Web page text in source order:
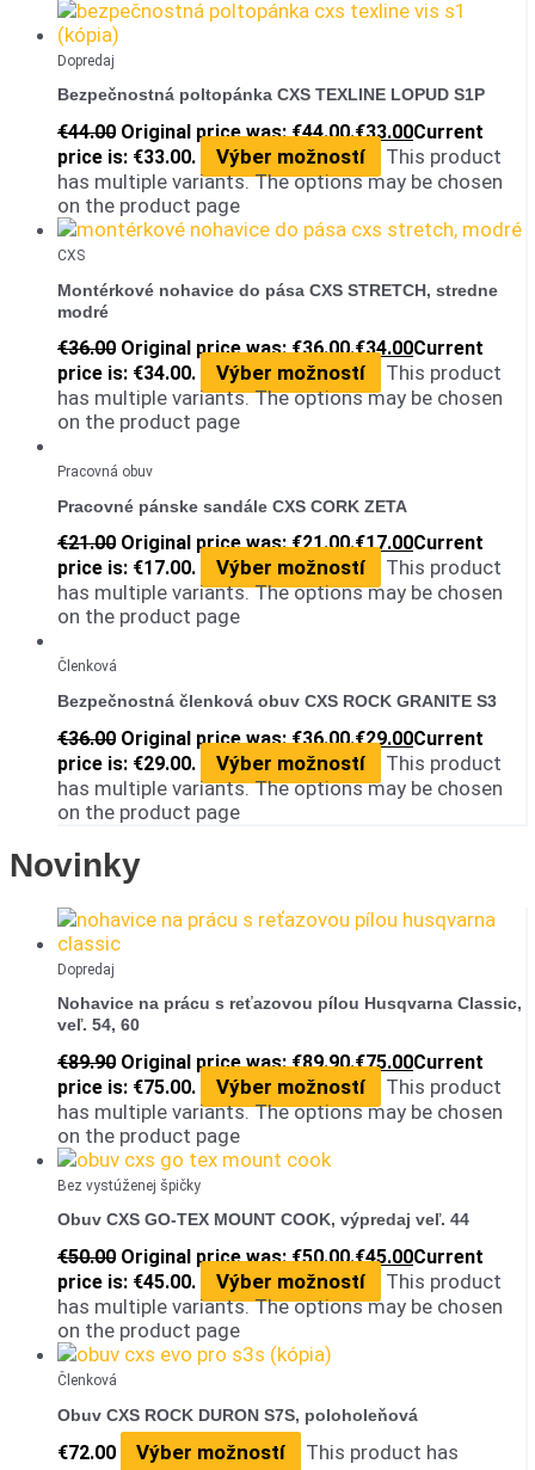
Dopredaj
Bezpečnostná poltopánka CXS TEXLINE LOPUD S1P
€44.00 Original price was: €44.00.€33.00Current
price is: €33.00.
Výber možností
This product
has multiple variants. The options may be chosen
on the product page
CXS
Montérkové nohavice do pása CXS STRETCH, stredne
modré
€36.00 Original price was: €36.00.€34.00Current
price is: €34.00.
Výber možností
This product
has multiple variants. The options may be chosen
on the product page
Pracovná obuv
Pracovné pánske sandále CXS CORK ZETA
€21.00 Original price was: €21.00.€17.00Current
price is: €17.00.
Výber možností
This product
has multiple variants. The options may be chosen
on the product page
Členková
Bezpečnostná členková obuv CXS ROCK GRANITE S3
€36.00 Original price was: €36.00.€29.00Current
price is: €29.00.
Výber možností
This product
has multiple variants. The options may be chosen
on the product page
Novinky
Dopredaj
Nohavice na prácu s reťazovou pílou Husqvarna Classic,
veľ. 54, 60
€89.90 Original price was: €89.90.€75.00Current
price is: €75.00.
Výber možností
This product
has multiple variants. The options may be chosen
on the product page
Bez vystúženej špičky
Obuv CXS GO-TEX MOUNT COOK, výpredaj veľ. 44
€50.00 Original price was: €50.00.€45.00Current
price is: €45.00.
Výber možností
This product
has multiple variants. The options may be chosen
on the product page
Členková
Obuv CXS ROCK DURON S7S, poloholeňová
€72.00 Výber možností
This product has